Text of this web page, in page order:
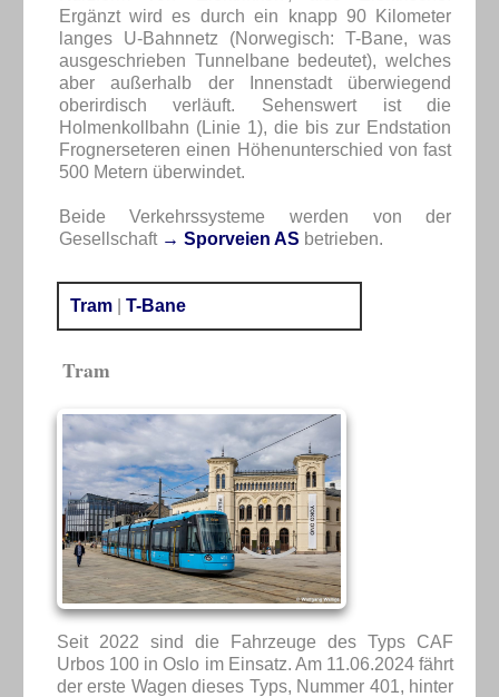
Ergänzt wird es durch ein knapp 90 Kilometer
langes U-Bahnnetz (Norwegisch: T-Bane, was
ausgeschrieben Tunnelbane bedeutet), welches
aber außerhalb der Innenstadt überwiegend
oberirdisch verläuft. Sehenswert ist die
Holmenkollbahn (Linie 1), die bis zur Endstation
Frognerseteren einen Höhenunterschied von fast
500 Metern überwindet.
Beide Verkehrssysteme werden von der
Gesellschaft → Sporveien AS betrieben.
Tram T-Bane
Tram
Seit 2022 sind die Fahrzeuge des Typs CAF
Urbos 100 in Oslo im Einsatz. Am 11.06.2024 fährt
der erste Wagen dieses Typs, Nummer 401, hinter